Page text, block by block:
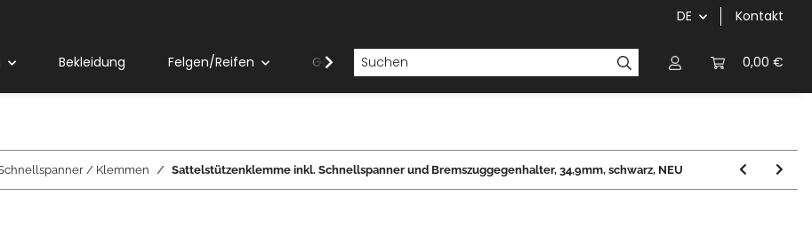
DE Kontakt
0,00 €
Bekleidung Felgen/Reifen Gabeln Kettenblätter/Kassetten Kurbeln/
/ Klemmen Sattelstützenklemme inkl. Schnellspanner und Bremszuggegenhalter, 34,9mm, schwarz, NEU